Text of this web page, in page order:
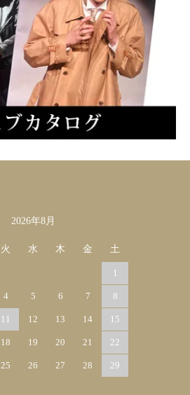
2026年8月
火 水 木 金 土
1
4 5 6 7 8
11 12 13 14 15
18 19 20 21 22
25 26 27 28 29